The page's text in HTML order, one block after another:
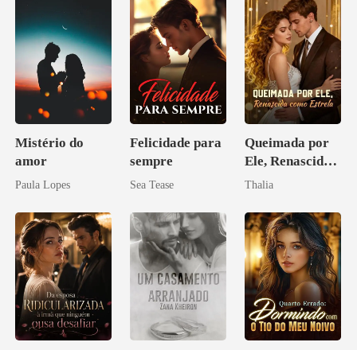
Mistério do
amor
Paula Lopes
Felicidade para
sempre
Sea Tease
Queimada por
Ele, Renascida
como Estrela
Thalia